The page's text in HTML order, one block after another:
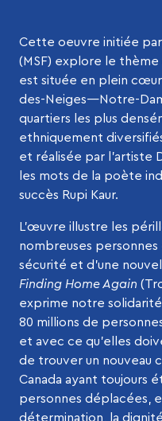
Cette oeuvre initiée par
(MSF) explore le
est située en plein
des-Neiges—Notre-
quartiers les plus
ethniquement
et réalisée par l’artiste
les mots de la poète
succès Rupi Kaur.
L’œuvre illustre les
nombreuses
sécurité et d’une
Finding Home Again
exprime notre
80 millions de
et avec ce qu’elles
de trouver un nouveau
Canada ayant toujours
personnes déplacées,
détermination, la